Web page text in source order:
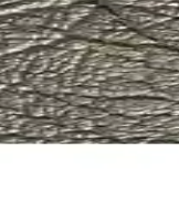
uygun, kolay